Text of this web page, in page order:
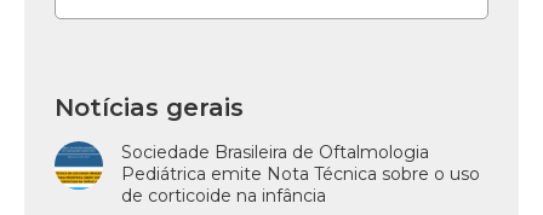
Notícias gerais
Sociedade Brasileira de Oftalmologia
Pediátrica emite Nota Técnica sobre o uso
de corticoide na infância